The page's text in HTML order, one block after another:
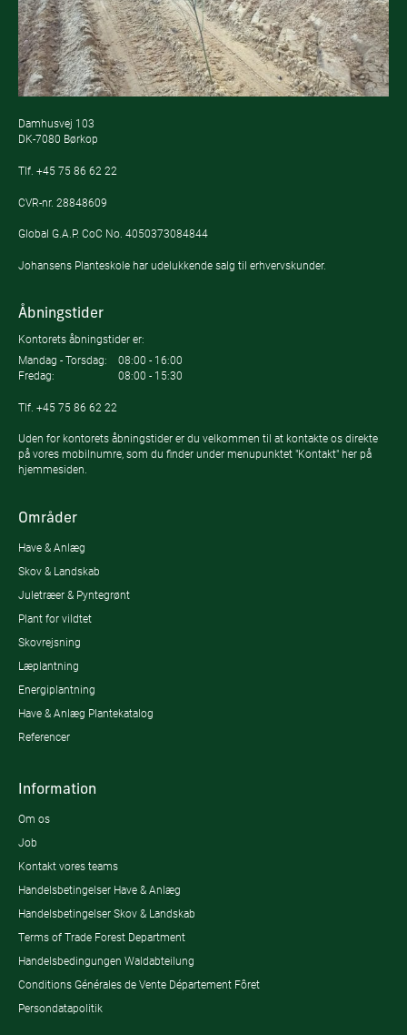
Damhusvej 103
DK-7080 Børkop
Tlf. +45 75 86 62 22
CVR-nr. 28848609
Global G.A.P. CoC No. 4050373084844
Johansens Planteskole har udelukkende salg til erhvervskunder.
Åbningstider
Kontorets åbningstider er:
Mandag - Torsdag:
08:00 - 16:00
Fredag:
08:00 - 15:30
Tlf. +45 75 86 62 22
Uden for kontorets åbningstider er du velkommen til at kontakte os direkte
på vores mobilnumre, som du finder under menupunktet "Kontakt" her på
hjemmesiden.
Områder
Have & Anlæg
Skov & Landskab
Juletræer & Pyntegrønt
Plant for vildtet
Skovrejsning
Læplantning
Energiplantning
Have & Anlæg Plantekatalog
Referencer
Information
Om os
Job
Kontakt vores teams
Handelsbetingelser Have & Anlæg
Handelsbetingelser Skov & Landskab
Terms of Trade Forest Department
Handelsbedingungen Waldabteilung
Conditions Générales de Vente Département Fôret
Persondatapolitik